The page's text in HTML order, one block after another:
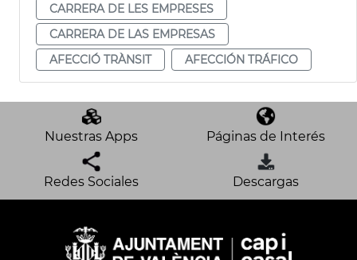
CARRERA DE LES EMPRESES
CARRERA DE LAS EMPRESAS
AFECCIÓ TRÀNSIT
AFECCIÓN TRÁFICO
Nuestras Apps Páginas de Interés
Redes Sociales Descargas